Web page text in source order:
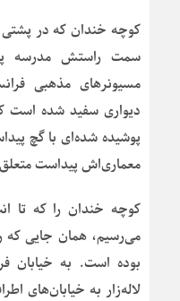
کوچه خندان که در پشتی
سمت راستش مدرسه
مسیونرهای مذهبی
دیواری سفید شده است
پوشیده شده‌ای با گچ
معماری‌اش پیداست
کوچه خندان را که تا
می‌رسیم، همان جایی که
بوده است. به خیابان
لاله‌زار به خیابان‌های